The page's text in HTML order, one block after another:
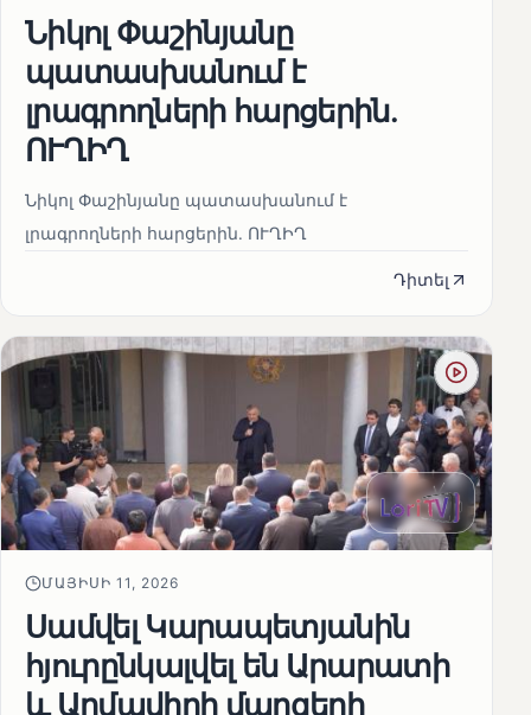
Նիկոլ Փաշինյանը
պատասխանում է
լրագրողների հարցերին․
ՈՒՂԻՂ
Նիկոլ Փաշինյանը պատասխանում է
լրագրողների հարցերին․ ՈՒՂԻՂ
Դիտել
ՄԱՅԻՍԻ 11, 2026
Սամվել Կարապետյանին
հյուրընկալվել են Արարատի
և Արմավիրի մարզերի